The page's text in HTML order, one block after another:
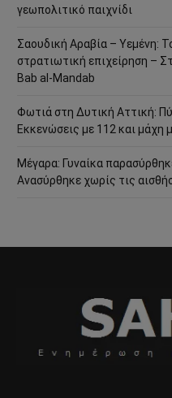
γεωπολιτικό παιχνίδι
Σαουδική Αραβία – Υεμένη:
στρατιωτική επιχείρηση –
Bab al-Mandab
Φωτιά στη Δυτική Αττική:
Εκκενώσεις με 112 και μάχη
Μέγαρα: Γυναίκα
Ανασύρθηκε χωρίς τις